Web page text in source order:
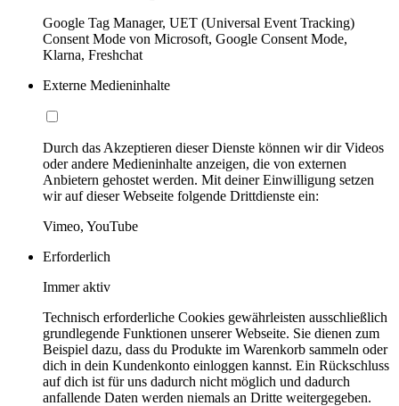
Google Tag Manager, UET (Universal Event Tracking)
Consent Mode von Microsoft, Google Consent Mode,
Klarna, Freshchat
Externe Medieninhalte
Durch das Akzeptieren dieser Dienste können wir dir Videos
oder andere Medieninhalte anzeigen, die von externen
Anbietern gehostet werden. Mit deiner Einwilligung setzen
wir auf dieser Webseite folgende Drittdienste ein:
Vimeo, YouTube
Erforderlich
Immer aktiv
Technisch erforderliche Cookies gewährleisten ausschließlich
grundlegende Funktionen unserer Webseite. Sie dienen zum
Beispiel dazu, dass du Produkte im Warenkorb sammeln oder
dich in dein Kundenkonto einloggen kannst. Ein Rückschluss
auf dich ist für uns dadurch nicht möglich und dadurch
anfallende Daten werden niemals an Dritte weitergegeben.